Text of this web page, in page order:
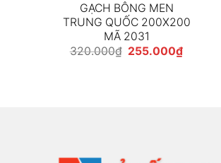
GẠCH BÔNG MEN
TRUNG QUỐC 200X200
MÃ 2031
320.000₫ Giá
255.000₫Giá